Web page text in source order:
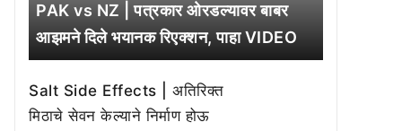
PAK vs NZ | पत्रकार ओरडल्यावर बाबर
आझमने दिले भयानक रिएक्शन, पाहा VIDEO
Salt Side Effects | अतिरिक्त
मिठाचे सेवन केल्याने निर्माण होऊ